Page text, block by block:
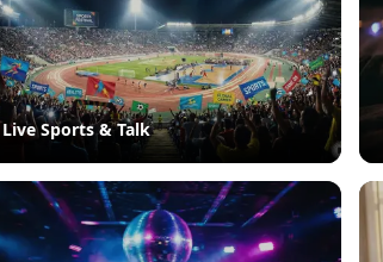
Live Sports & Talk